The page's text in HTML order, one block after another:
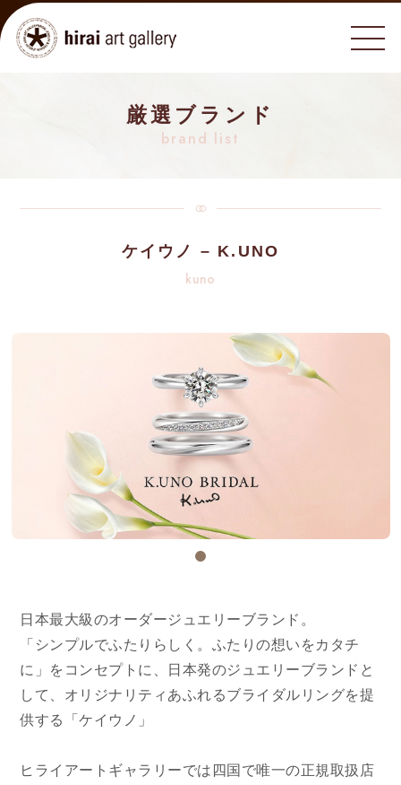
厳選ブランド
brand list
ケイウノ – K.UNO
kuno
日本最大級のオーダージュエリーブランド。
「シンプルでふたりらしく。ふたりの想いをカタチ
に」をコンセプトに、日本発のジュエリーブランドと
して、オリジナリティあふれるブライダルリングを提
供する「ケイウノ」
ヒライアートギャラリーでは四国で唯一の正規取扱店